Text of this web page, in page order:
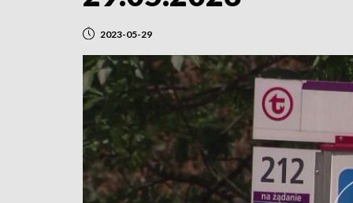
2023-05-29